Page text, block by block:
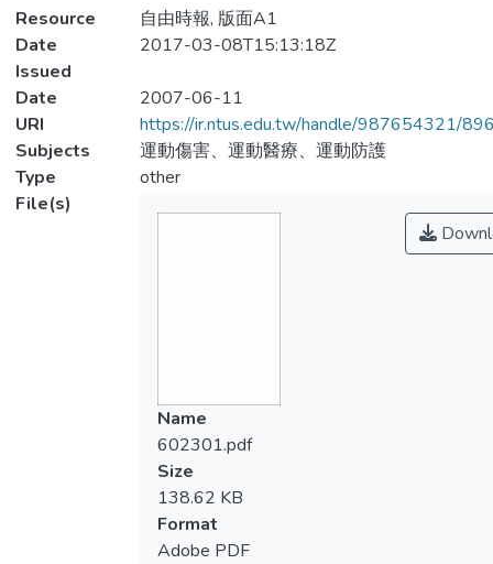
Resource
自由時報, 版面A1
Date
Issued
2017-03-08T15:13:18Z
Date
2007-06-11
URI
https://ir.ntus.edu.tw/handle/987654321/
Subjects
運動傷害、運動醫療、運動防護
Type
other
File(s)
Name
602301.pdf
Size
138.62 KB
Format
Adobe PDF